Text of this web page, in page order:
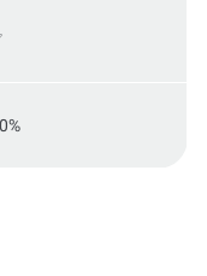
нередко
Особенно это